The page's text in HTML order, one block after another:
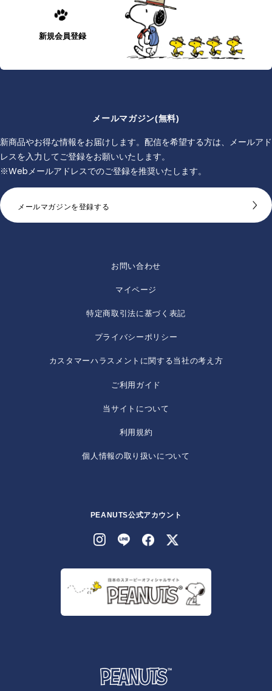
新規会員登録
メールマガジン(無料)
新商品やお得な情報をお届けします。配信を希望する方は、メールアド
レスを入力してご登録をお願いいたします。
※Webメールアドレスでのご登録を推奨いたします。
メールマガジンを登録する
お問い合わせ
マイページ
特定商取引法に基づく表記
プライバシーポリシー
カスタマーハラスメントに関する当社の考え方
ご利用ガイド
当サイトについて
利用規約
個人情報の取り扱いについて
PEANUTS公式アカウント